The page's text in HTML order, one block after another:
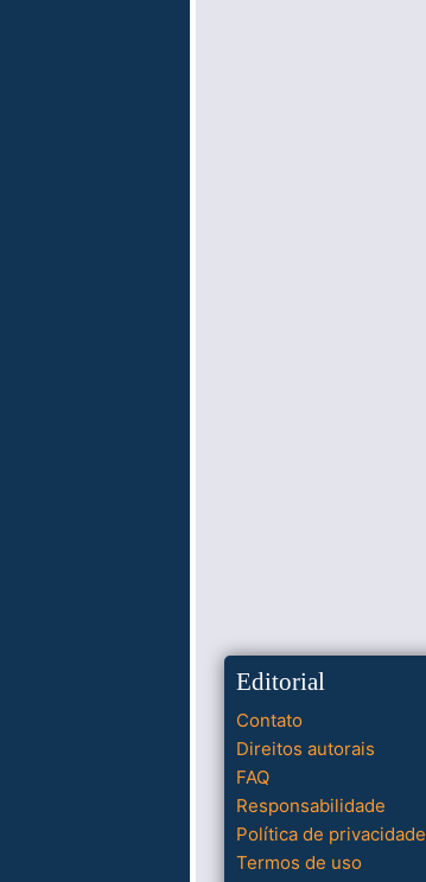
Editorial
Contato
Direitos autorais
FAQ
Responsabilidade
Política de privacidade
Termos de uso